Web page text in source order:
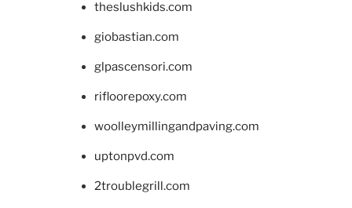
theslushkids.com
giobastian.com
glpascensori.com
rifloorepoxy.com
woolleymillingandpaving.com
uptonpvd.com
2troublegrill.com